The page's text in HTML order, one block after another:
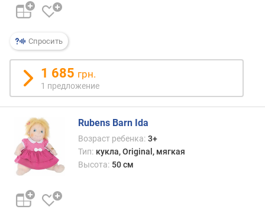
ы
с
т
а
к
у
к
л
ы
(
с
м
)
к
о
Спросить
1 685 грн.
1 предложение
Rubens Barn Ida
Возраст ребенка: 3+
Тип: кукла, Original, мягкая
Высота: 50 см